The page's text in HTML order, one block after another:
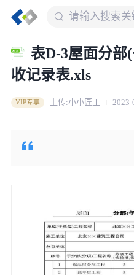
表D-3屋面分部
收记录表.xls
VIP专享 上传:小小匠工 2023-